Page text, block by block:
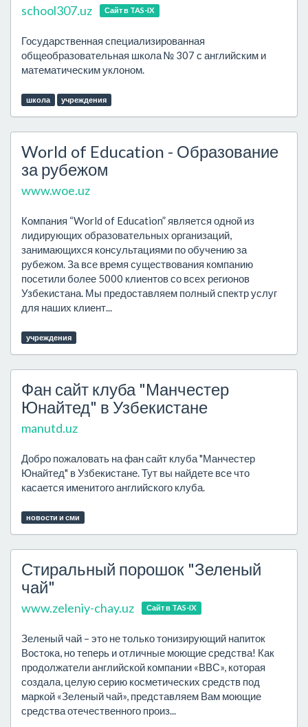
school307.uz Сайт в TAS-IX
Государственная специализированная
общеобразовательная школа № 307 с английским и
математическим уклоном.
школа учреждения
World of Education - Образование
за рубежом
www.woe.uz
Компания “World of Education” является одной из
лидирующих образовательных организаций,
занимающихся консультациями по обучению за
рубежом. За все время существования компанию
посетили более 5000 клиентов со всех регионов
Узбекистана. Мы предоставляем полный спектр услуг
для наших клиент...
учреждения
Фан сайт клуба "Манчестер
Юнайтед" в Узбекистане
manutd.uz
Добро пожаловать на фан сайт клуба "Манчестер
Юнайтед" в Узбекистане. Тут вы найдете все что
касается именитого английского клуба.
новости и сми
Стиральный порошок "Зеленый
чай"
www.zeleniy-chay.uz Сайт в TAS-IX
Зеленый чай – это не только тонизирующий напиток
Востока, но теперь и отличные моющие средства! Как
продолжатели английской компании «ВВС», которая
создала, целую серию косметических средств под
маркой «Зеленый чай», представляем Вам моющие
средства отечественного произ...